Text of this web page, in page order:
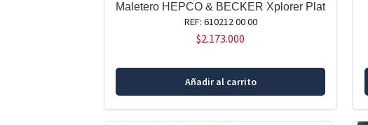
Maletero HEPCO & BECKER Xplorer Plat
REF: 610212 00 00
$2.173.000
Añadir al carrito